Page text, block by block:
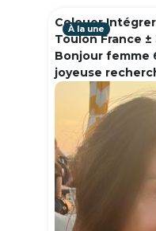
Colouer
Toulon France ±
Bonjour femme
joyeuse
À la une